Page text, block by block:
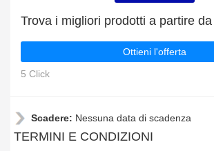
Trova i migliori prodotti a partire
Ottieni l'offerta
5 Click
Scadere: Nessuna data di scadenza
TERMINI E CONDIZIONI